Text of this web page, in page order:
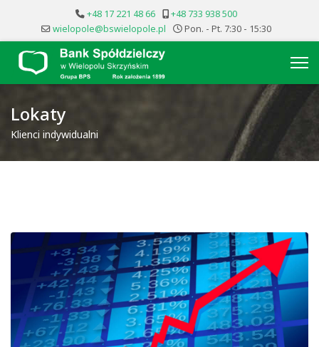
+48 17 221 48 66
+48 733 938 500
wielopole@bswielopole.pl
Pon. - Pt. 7:30 - 15:30
Lokaty
Klienci indywidualni